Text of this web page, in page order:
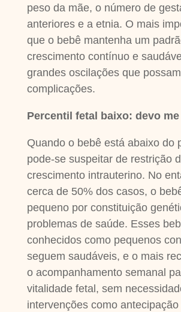
peso da mãe, o número de
anteriores e a etnia. O mais
que o bebê mantenha um
crescimento contínuo e
grandes oscilações que
complicações.
Percentil fetal baixo: devo
Quando o bebê está abaixo do
pode-se suspeitar de restrição
crescimento intrauterino. No
cerca de 50% dos casos, o
pequeno por constituição
problemas de saúde. Esses
conhecidos como pequenos
seguem saudáveis, e o mais
o acompanhamento semanal
vitalidade fetal, sem
intervenções como